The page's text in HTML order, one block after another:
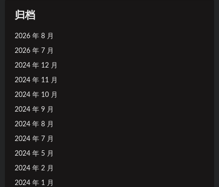
归档
2026 年 8 月
2026 年 7 月
2024 年 12 月
2024 年 11 月
2024 年 10 月
2024 年 9 月
2024 年 8 月
2024 年 7 月
2024 年 5 月
2024 年 2 月
2024 年 1 月